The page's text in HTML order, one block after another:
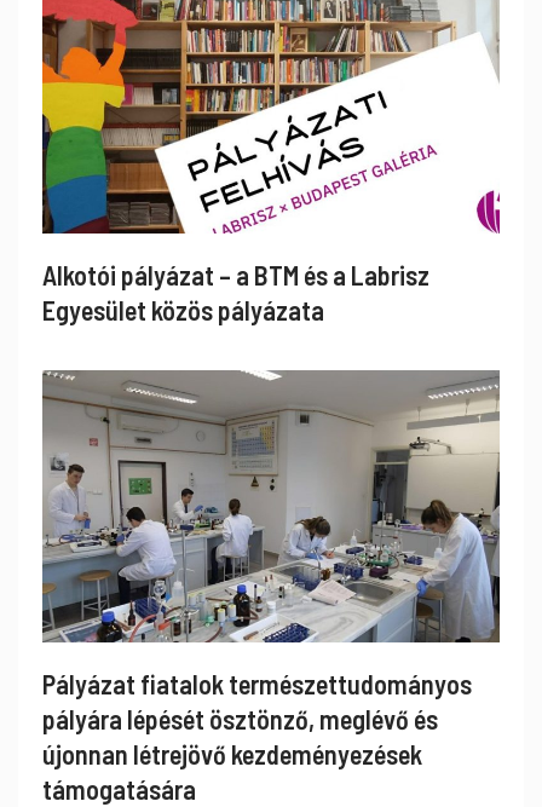
Alkotói pályázat – a BTM és a Labrisz
Egyesület közös pályázata
Pályázat fiatalok természettudományos
pályára lépését ösztönző, meglévő és
újonnan létrejövő kezdeményezések
támogatására